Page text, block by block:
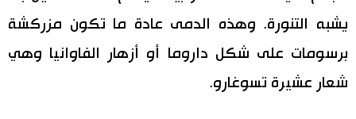
يشبه التنورة. وهذه الدمى عادة ما تكون مزركشة
برسومات على شكل داروما أو أزهار الفاوانيا وهي
شعار عشيرة تسوغارو.